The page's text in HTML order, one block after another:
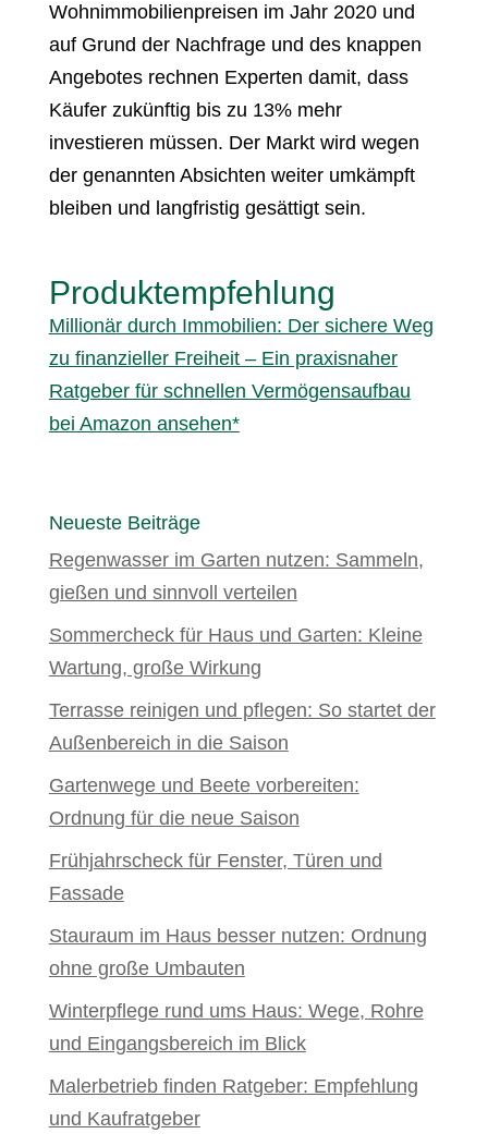
Wohnimmobilienpreisen im Jahr 2020 und
auf Grund der Nachfrage und des knappen
Angebotes rechnen Experten damit, dass
Käufer zukünftig bis zu 13% mehr
investieren müssen. Der Markt wird wegen
der genannten Absichten weiter umkämpft
bleiben und langfristig gesättigt sein.
Produktempfehlung
Millionär durch Immobilien: Der sichere Weg
zu finanzieller Freiheit – Ein praxisnaher
Ratgeber für schnellen Vermögensaufbau
bei Amazon ansehen*
Neueste Beiträge
Regenwasser im Garten nutzen: Sammeln,
gießen und sinnvoll verteilen
Sommercheck für Haus und Garten: Kleine
Wartung, große Wirkung
Terrasse reinigen und pflegen: So startet der
Außenbereich in die Saison
Gartenwege und Beete vorbereiten:
Ordnung für die neue Saison
Frühjahrscheck für Fenster, Türen und
Fassade
Stauraum im Haus besser nutzen: Ordnung
ohne große Umbauten
Winterpflege rund ums Haus: Wege, Rohre
und Eingangsbereich im Blick
Malerbetrieb finden Ratgeber: Empfehlung
und Kaufratgeber